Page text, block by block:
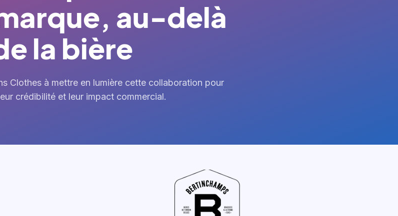
au-delà
la bière
Clothes à mettre en lumière cette collaboration pour
crédibilité et leur impact commercial.